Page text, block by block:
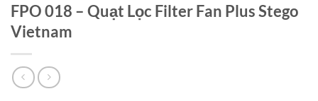
FPO 018 – Quạt Lọc Filter Fan Plus Stego
Vietnam